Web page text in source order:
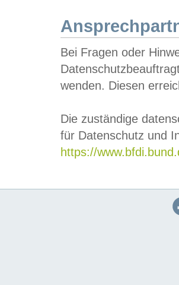
Bei Fragen oder
wenden. Diesen
Die zuständige
für Datenschutz und
https://